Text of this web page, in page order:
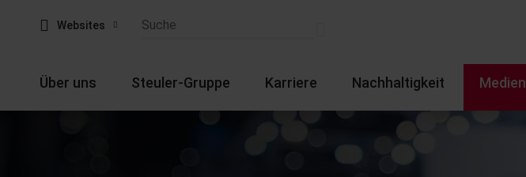
Websites
Über uns Steuler-Gruppe Karriere Nachhaltigkeit Medien